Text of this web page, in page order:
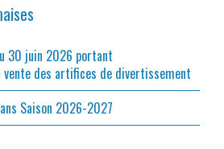
30 juin 2026 portant
des artifices de divertissement
Saison 2026-2027